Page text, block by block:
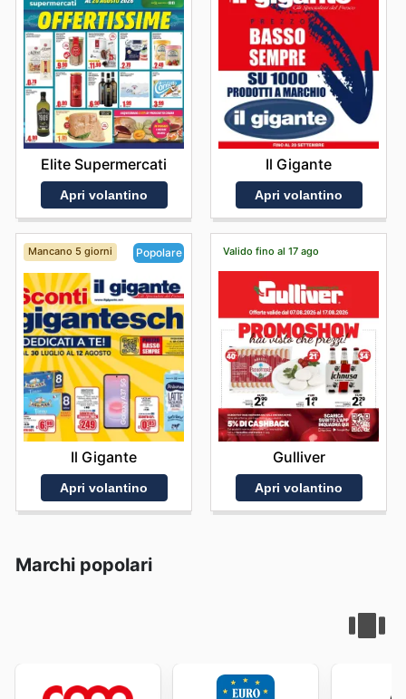
Elite Supermercati
Apri volantino
Il Gigante
Apri volantino
Mancano 5 giorni Popolare
Il Gigante
Apri volantino
Valido fino al 17 ago
Gulliver
Apri volantino
Marchi popolari